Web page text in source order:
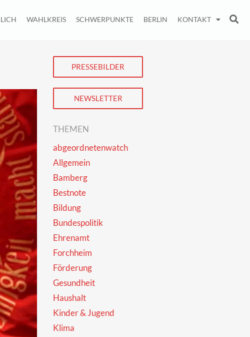
WAHLKREIS SCHWERPUNKTE BERLIN KONTAKT
PRESSEBILDER
NEWSLETTER
THEMEN
abgeordnetenwatch
Allgemein
Bamberg
Bestnote
Bildung
Bundespolitik
Ehrenamt
Forchheim
Förderung
Gesundheit
Haushalt
Kinder & Jugend
Klima